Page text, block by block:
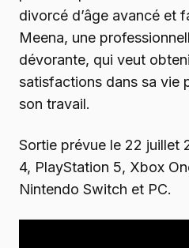
divorcé d’âge avancé et
Meena, une
dévorante, qui veut
satisfactions dans sa vie
son travail.
Sortie prévue le 22 juillet
4, PlayStation 5, Xbox
Nintendo Switch et PC.